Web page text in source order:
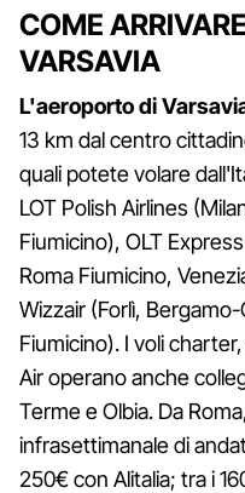
COME
VARSAVIA
L'aeroporto di
13 km dal centro
quali potete volare
LOT Polish Airlines
Fiumicino), OLT
Roma Fiumicino,
Wizzair (Forlì,
Fiumicino). I voli
Air operano anche
Terme e Olbia. Da
infrasettimanale di
250€ con Alitalia; tra i